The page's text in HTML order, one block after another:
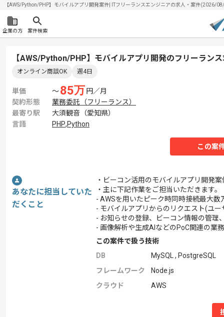
【AWS/Python/PHP】モバイルアプリ開発案件| ITフリーランスエンジニアの求人・案件(2026/
企業の方 案件検索
【AWS/Python/PHP】モバイルアプリ開発のフリーラン
オンライン商談OK 週4日
単価 〜85万 円／月
契約形態
業務委託（フリーランス）
最寄り駅
大須観音（愛知県）
言語
PHP,Python
この案
あなたに担当していた
だくこと
・ビーコン活用のモバイルアプリ開発
・主に下記作業をご担当いただきます。
- AWSを用いたピーク時同時接続最大
- モバイルアプリからのリクエスト(ユ
- お知らせの登録、ビーコン情報の管理
- 画像解析や生成AIなどのPoC関連の業務
この案件で扱う技術
DB
MySQL , PostgreSQL
フレームワーク
Node.js
クラウド
AWS